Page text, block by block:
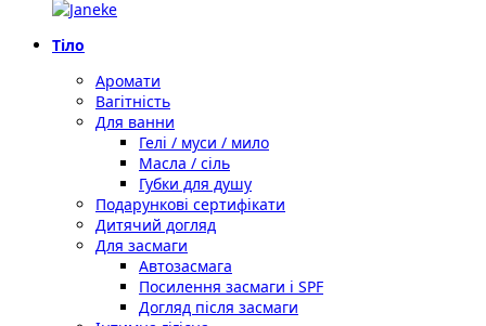
Тіло
Аромати
Вагітність
Для ванни
Гелі / муси / мило
Масла / сіль
Губки для душу
Подарункові сертифікати
Дитячий догляд
Для засмаги
Автозасмага
Посилення засмаги і SPF
Догляд після засмаги